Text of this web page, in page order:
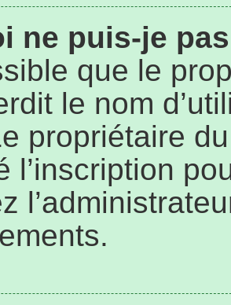
ne puis-je
que le
le nom
propriétaire
l’inscription